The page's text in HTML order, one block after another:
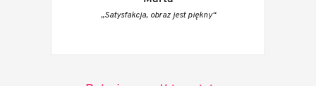
„Satysfakcja, obraz jest piękny“